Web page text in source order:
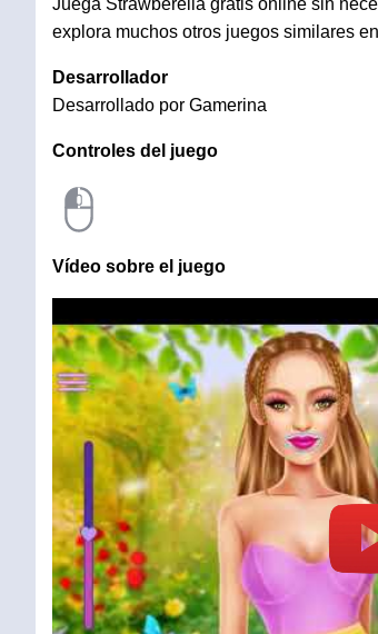
Juega Strawberella gratis online sin
explora muchos otros juegos similares
Desarrollador
Desarrollado por Gamerina
Controles del juego
Vídeo sobre el juego